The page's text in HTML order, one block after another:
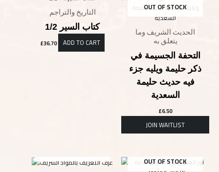
التاريخ والتراجم
كتاب السير 1/2
£36.70 ADD TO CART
OUT OF STOCK
الحديث الشريف وما
يتعلق به
التحفة الجسيمة في
ذكر حليمة ويليه جزء
فيه حديث حليمة
السعدية
£6.50
OUT OF STOCK